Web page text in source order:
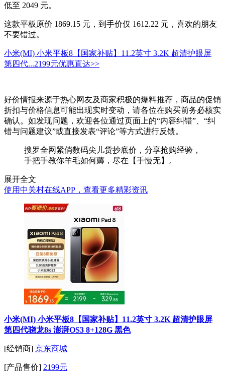
低至 2049 元。
这款平板原价 1869.15 元，到手价仅 1612.22 元，喜欢的朋友
不要错过。
小米(MI) 小米平板8【国家补贴】11.2英寸 3.2K 超清护眼屏
第四代...2199元优惠直达>>
好价情报来源于热心网友及商家积极的爆料推荐，商品的促销
折扣与价格信息可能出现实时变动，请各位在购买前务必核实
确认。如发现问题，欢迎各位通过页面上的“内容纠错”、“纠
错与问题建议”或直接发表“评论”等方式进行反馈。
搜罗全网紧俏数码尖儿货抄底价，分享抢购经验，
手把手教你羊毛如何薅，尽在【手慢无】。
展开全文
使用中关村在线APP，查看更多精彩资讯
小米(MI) 小米平板8【国家补贴】11.2英寸 3.2K 超清护眼屏
第四代骁龙8s 澎湃OS3 8+128G 黑色
[经销商] 京东商城
[产品售价] 2199元